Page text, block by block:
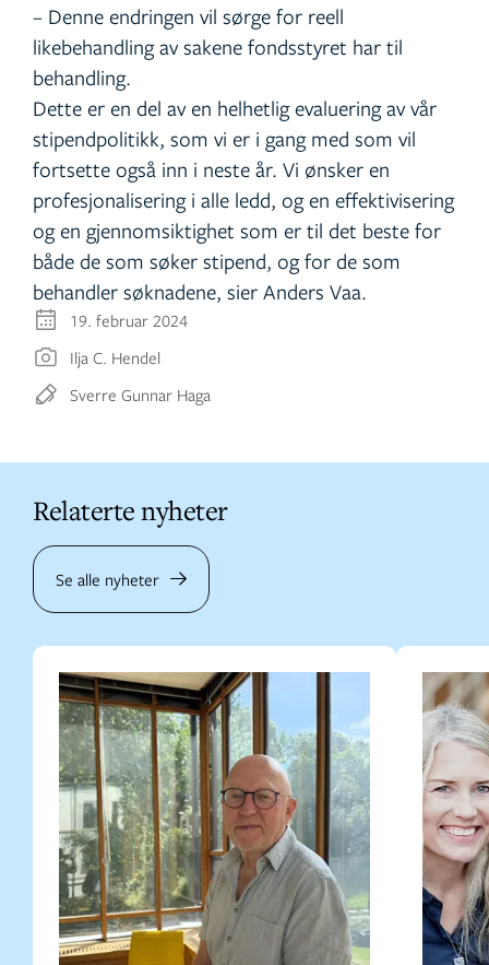
19. februar 2024
Ilja C. Hendel
Sverre Gunnar Haga
– Denne endringen vil sørge for reell
likebehandling av sakene fondsstyret har til
behandling.
Dette er en del av en helhetlig evaluering av vår
stipendpolitikk, som vi er i gang med som vil
fortsette også inn i neste år. Vi ønsker en
profesjonalisering i alle ledd, og en effektivisering
og en gjennomsiktighet som er til det beste for
både de som søker stipend, og for de som
behandler søknadene, sier Anders Vaa.
Relaterte nyheter
Se alle nyheter